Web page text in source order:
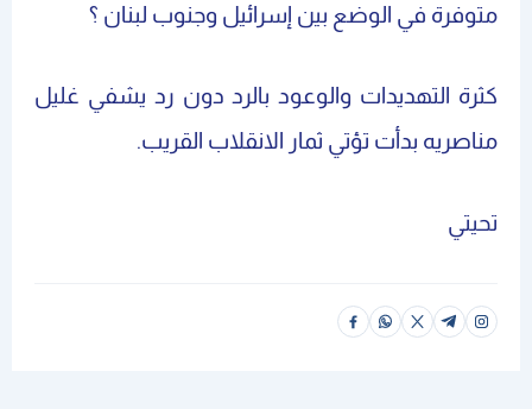
متوفرة في الوضع بين إسرائيل وجنوب لبنان ؟
كثرة التهديدات والوعود بالرد دون رد يشفي غليل
مناصريه بدأت تؤتي ثمار الانقلاب القريب.
تحيتي